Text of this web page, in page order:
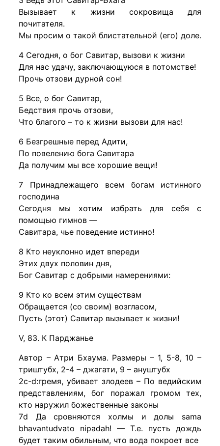
Вызывает к жизни сокровища для
почитателя.
Мы просим о такой блистательной (его) доле.
4 Сегодня, о бог Савитар, вызови к жизни
Для нас удачу, заключающуюся в потомстве!
Прочь отзови дурной сон!
5 Все, о бог Савитар,
Бедствия прочь отзови,
Что благого – то к жизни вызови для нас!
6 Безгрешные перед Адити,
По повелению бога Савитара
Да получим мы все хорошие вещи!
7 Принадлежащего всем богам истинного
господина
Сегодня мы хотим избрать для себя с
помощью гимнов —
Савитара, чье поведение истинно!
8 Кто неуклонно идет впереди
Этих двух половин дня,
Бог Савитар с добрыми намерениями:
9 Кто ко всем этим существам
Обращается (со своим) возгласом,
Пусть (этот) Савитар вызывает к жизни!
V, 83. К Парджанье
Автор – Атри Бхаума. Размеры – 1, 5-8, 10 –
триштубх, 2-4 – джагати, 9 – ануштубх
2c-d:гремя, убивает злодеев – По ведийским
представлениям, бог поражал громом тех,
кто наружил божественные законы
7d Да сровняются холмы и долы sama
bhavantudvato nipadah! — Т.е. пусть дождь
будет таким обильным, что вода покроет все